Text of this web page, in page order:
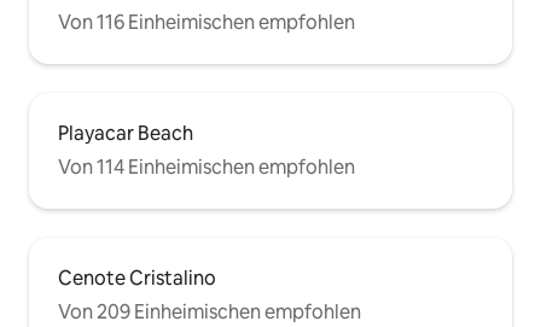
Von 116 Einheimischen empfohlen
Playacar Beach
Von 114 Einheimischen empfohlen
Cenote Cristalino
Von 209 Einheimischen empfohlen